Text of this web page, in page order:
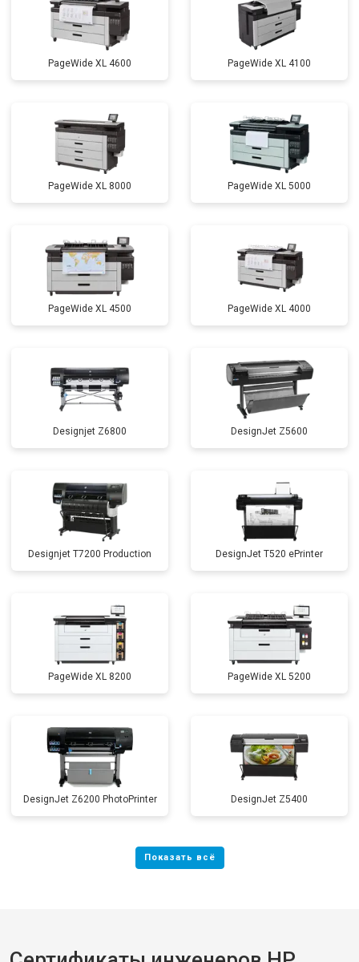
PageWide XL 4600 PageWide XL 4100
PageWide XL 8000 PageWide XL 5000
PageWide XL 4500 PageWide XL 4000
Designjet Z6800 DesignJet Z5600
Designjet T7200 Production DesignJet T520 ePrinter
PageWide XL 8200 PageWide XL 5200
DesignJet Z6200 PhotoPrinter DesignJet Z5400